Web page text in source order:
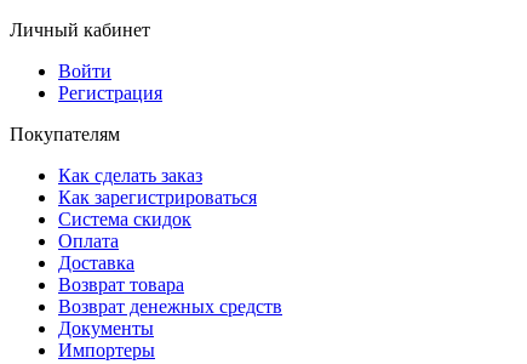
Личный кабинет
Войти
Регистрация
Покупателям
Как сделать заказ
Как зарегистрироваться
Система скидок
Оплата
Доставка
Возврат товара
Возврат денежных средств
Документы
Импортеры